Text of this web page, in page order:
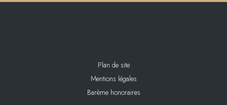
Plan de site
Mentions légales
Barème honoraires